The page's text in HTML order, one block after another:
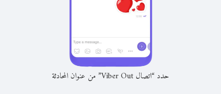
حدد “اتصال Viber Out” من عنوان المحادثة